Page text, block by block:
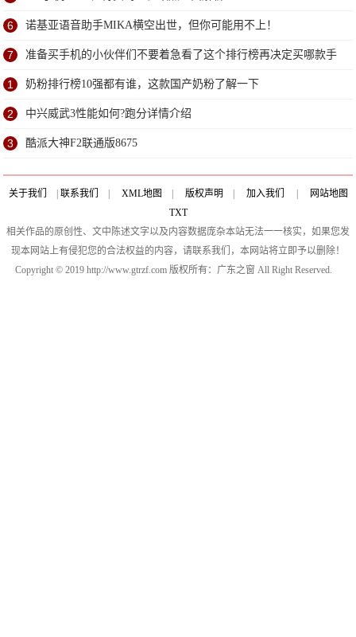
6 诺基亚语音助手MIKA横空出世，但你可能用不上！
7 准备买手机的小伙伴们不要着急看了这个排行榜再决定买哪款手
机吧
1 奶粉排行榜10强都有谁，这款国产奶粉了解一下
2 中兴威武3性能如何?跑分详情介绍
3 酷派大神F2联通版8675
关于我们 | 联系我们 | XML地图 | 版权声明 | 加入我们 |
网站地图
TXT
相关作品的原创性、文中陈述文字以及内容数据庞杂本站无法一一核实，如果您发
现本网站上有侵犯您的合法权益的内容，请联系我们，本网站将立即予以删除！
Copyright © 2019 http://www.gtrzf.com 版权所有：广东之窗 All Right Reserved.